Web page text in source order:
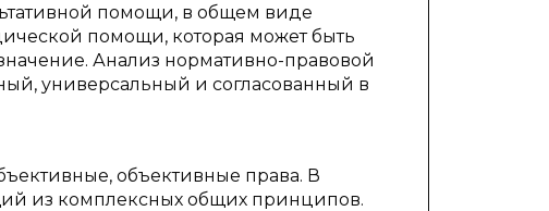
помощи, в общем виде
помощи, которая может быть
Анализ нормативно-правовой
универсальный и согласованный в
объективные права. В
из комплексных общих принципов.